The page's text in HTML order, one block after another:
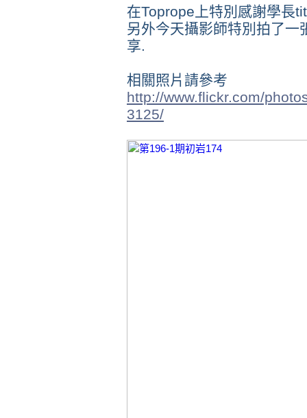
在Toprope上特別感謝學長
另外今天攝影師特別拍了一
享.
相關照片請參考
http://www.flickr.com/
3125/